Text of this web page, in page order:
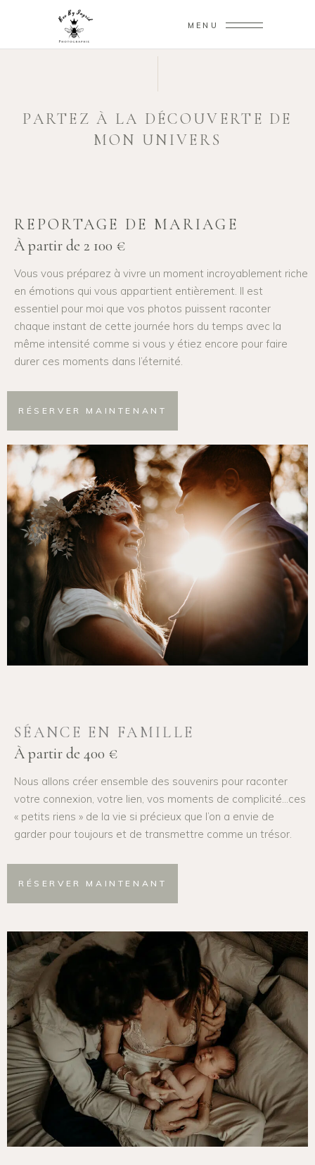
MENU
PARTEZ À LA DÉCOUVERTE DE
MON UNIVERS
REPORTAGE DE MARIAGE
À partir de 2 100 €
Vous vous préparez à vivre un moment incroyablement riche
en émotions qui vous appartient entièrement. Il est
essentiel pour moi que vos photos puissent raconter
chaque instant de cette journée hors du temps avec la
même intensité comme si vous y étiez encore pour faire
durer ces moments dans l’éternité.
RÉSERVER MAINTENANT
SÉANCE EN FAMILLE
À partir de 400 €
Nous allons créer ensemble des souvenirs pour raconter
votre connexion, votre lien, vos moments de complicité…ces
« petits riens » de la vie si précieux que l’on a envie de
garder pour toujours et de transmettre comme un trésor.
RÉSERVER MAINTENANT